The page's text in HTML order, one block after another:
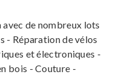
de nombreux lots
- Réparation de vélos
et électroniques -
bois - Couture -